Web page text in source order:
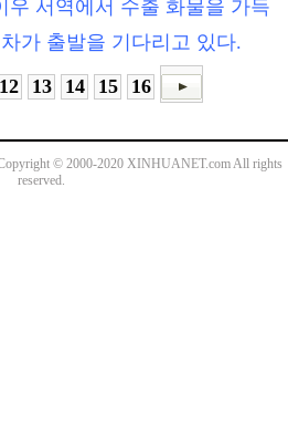
우 서역에서 수출 화물을 가득
가 출발을 기다리고 있다.
12 13 14 15 16